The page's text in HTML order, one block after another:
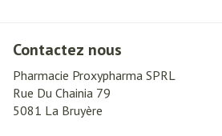
Contactez nous
Pharmacie Proxypharma SPRL
Rue Du Chainia 79
5081 La Bruyère